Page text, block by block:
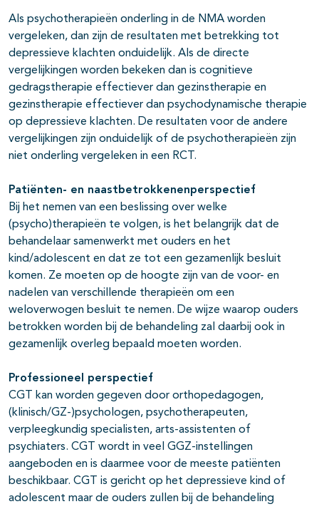
Als psychotherapieën onderling in de NMA worden
vergeleken, dan zijn de resultaten met betrekking tot
depressieve klachten onduidelijk. Als de directe
vergelijkingen worden bekeken dan is cognitieve
gedragstherapie effectiever dan gezinstherapie en
gezinstherapie effectiever dan psychodynamische therapie
op depressieve klachten. De resultaten voor de andere
vergelijkingen zijn onduidelijk of de psychotherapieën zijn
niet onderling vergeleken in een RCT.
Patiënten- en naastbetrokkenenperspectief
Bij het nemen van een beslissing over welke
(psycho)therapieën te volgen, is het belangrijk dat de
behandelaar samenwerkt met ouders en het
kind/adolescent en dat ze tot een gezamenlijk besluit
komen. Ze moeten op de hoogte zijn van de voor- en
nadelen van verschillende therapieën om een
weloverwogen besluit te nemen. De wijze waarop ouders
betrokken worden bij de behandeling zal daarbij ook in
gezamenlijk overleg bepaald moeten worden.
Professioneel perspectief
CGT kan worden gegeven door orthopedagogen,
(klinisch/GZ-)psychologen, psychotherapeuten,
verpleegkundig specialisten, arts-assistenten of
psychiaters. CGT wordt in veel GGZ-instellingen
aangeboden en is daarmee voor de meeste patiënten
beschikbaar. CGT is gericht op het depressieve kind of
adolescent maar de ouders zullen bij de behandeling